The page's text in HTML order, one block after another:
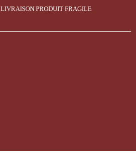
LIVRAISON PRODUIT FRAGILE